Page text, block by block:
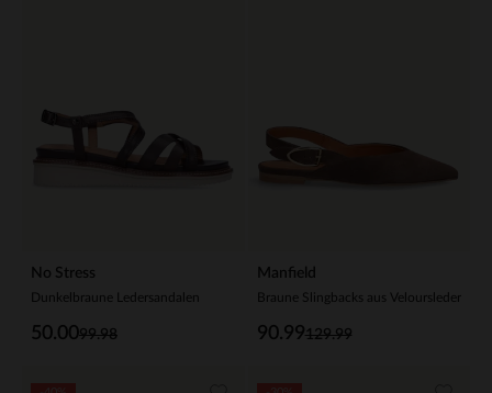
No Stress
Dunkelbraune Ledersandalen
99.98
50.00
Manfield
Braune Slingbacks aus Veloursleder
129.99
90.99